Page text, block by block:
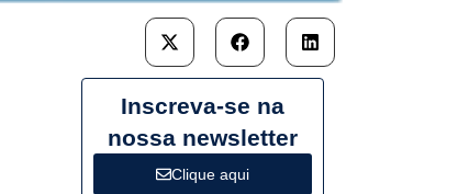
Inscreva-se na
nossa newsletter
Clique aqui